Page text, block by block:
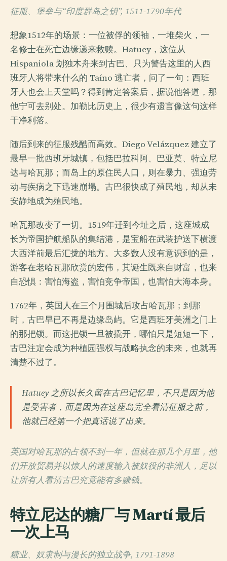
征服、堡垒与“印度群岛之钥”, 1511-1790年代
想象1512年的场景：一位被俘的领袖，一堆柴火，一
名修士在死亡边缘递来救赎。Hatuey，这位从
Hispaniola 划独木舟来到古巴、只为警告这里的人西
班牙人将带来什么的 Taíno 逃亡者，问了一句：西班
牙人也会上天堂吗？得到肯定答案后，据说他答道，那
他宁可去别处。加勒比历史上，很少有遗言像这句这样
干净利落。
随后到来的征服残酷而高效。Diego Velázquez 建立了
最早一批西班牙城镇，包括巴拉科阿、巴亚莫、特立尼
达与哈瓦那；而岛上的原住民人口，则在暴力、强迫劳
动与疾病之下迅速崩塌。古巴很快成了殖民地，却从未
安静地成为殖民地。
哈瓦那改变了一切。1519年迁到今址之后，这座城成
长为帝国护航船队的集结港，是宝船在武装护送下横渡
大西洋前最后汇拢的地方。大多数人没有意识到的是，
游客在老哈瓦那欣赏的宏伟，其诞生既来自财富，也来
自恐惧：害怕海盗，害怕竞争帝国，也害怕大海本身。
1762年，英国人在三个月围城后攻占哈瓦那；到那
时，古巴早已不再是边缘岛屿。它是西班牙美洲之门上
的那把锁。而这把锁一旦被撬开，哪怕只是短短一下，
古巴注定会成为种植园强权与战略执念的未来，也就再
清楚不过了。
Hatuey 之所以长久留在古巴记忆里，不只是因为他
是受害者，而是因为在这座岛完全看清征服之前，
他就已经第一个把真话说了出来。
英国对哈瓦那的占领不到一年，但就在那几个月里，他
们开放贸易并以惊人的速度输入被奴役的非洲人，足以
让所有人看清古巴究竟能有多赚钱。
特立尼达的糖厂与 Martí 最后
一次上马
糖业、奴隶制与漫长的独立战争, 1791-1898